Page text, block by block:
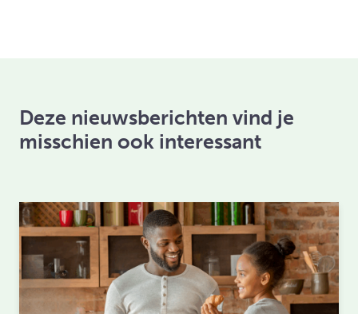
Deze nieuwsberichten vind je
misschien ook interessant